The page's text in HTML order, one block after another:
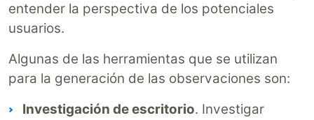
entender la perspectiva de los potenciales
usuarios.
Algunas de las herramientas que se utilizan
para la generación de las observaciones son:
Investigación de escritorio. Investigar